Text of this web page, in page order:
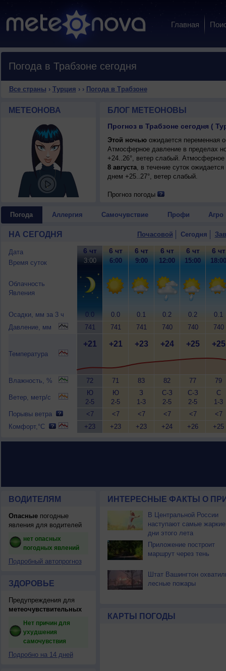
Главная
Погода в Трабзоне сегодня
Все страны › Турция › › Погода в Трабзоне
МЕТЕОНОВА БЛОГ МЕТЕОНОВЫ
Прогноз в Трабзоне сегодня (
Этой ночьюожидается переменная
Атмосферное давление в пределах
+24..26°, ветер слабый.
8 августа, в течение суток
днем +25..27°, ветер слабый.
Прогноз погоды
Погода Аллергия Самочувствие Профи Агро
НА СЕГОДНЯ Почасовой Сегодня
Дата
Время суток
Облачность
Явления
Осадки, мм за 3 ч
Давление, мм
Температура
Влажность, %
Ветер, метр/с
Порывы ветра
Комфорт,°C
6 чт
3:00
0.0
741
+21
72
Ю
2-5
<7
+23
6 чт
6:00
0.0
741
+21
71
Ю
2-5
<7
+23
6 чт
9:00
0.1
741
+23
83
З
1-3
<7
+23
6 чт
12:00
0.2
740
+24
82
С-З
2-5
<7
+24
6 чт
15:00
0.2
740
+25
77
С-З
2-5
<7
+26
6 чт
18:00
0.1
740
+25
79
С
1-3
<7
+25
ВОДИТЕЛЯМ
Опасныепогодные
явления для водителей
нет опасных
погодных явлений
Подробный автопрогноз
ЗДОРОВЬЕ
Предупреждения для
метеочувствительных
Нет причин для
ухудшения
самочувствия
Подробно на 14 дней
ИНТЕРЕСНЫЕ ФАКТЫ О
В Центральной России
наступают самые жаркие
дни этого лета
Приложение построит
маршрут через тень
Штат Вашингтон
лесные пожары
КАРТЫ ПОГОДЫ